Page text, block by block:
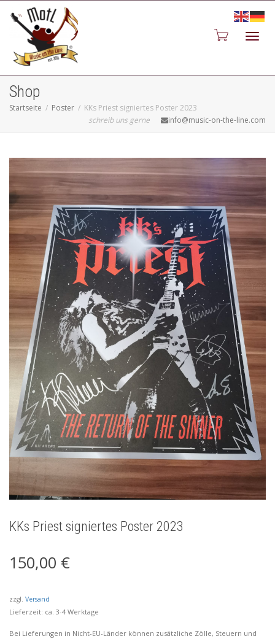
Shop
Startseite Poster
KKs Priest signiertes Poster 2023
schreib uns gerne
info@music-on-the-line.com
KKs Priest signiertes Poster 2023
150,00 €
zzgl. Versand
Lieferzeit: ca. 3-4 Werktage
Bei Lieferungen in Nicht-EU-Länder können zusätzliche Zölle, Steuern und